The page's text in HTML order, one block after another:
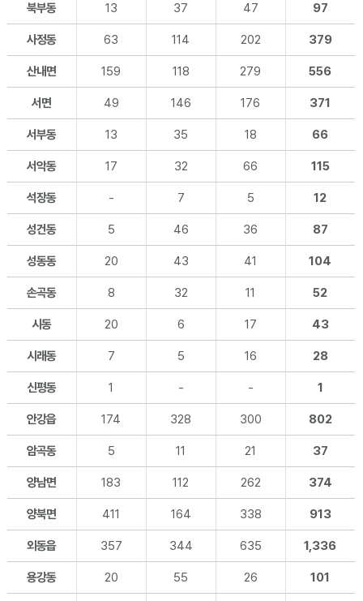
북부동 13 37 47 97
사정동 63 114 202 379
산내면 159 118 279 556
서면 49 146 176 371
서부동 13 35 18 66
서악동 17 32 66 115
석장동 - 7 5 12
성건동 5 46 36 87
성동동 20 43 41 104
손곡동 8 32 11 52
시동 20 6 17 43
시래동 7 5 16 28
신평동 1 - - 1
안강읍 174 328 300 802
암곡동 5 11 21 37
양남면 183 112 262 374
양북면 411 164 338 913
외동읍 357 344 635 1,336
용강동 20 55 26 101